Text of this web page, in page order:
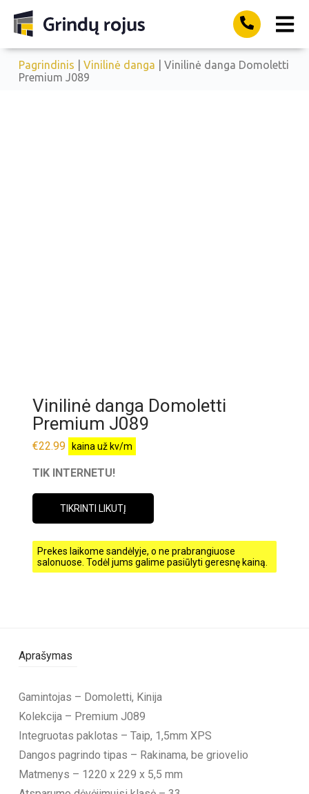
Pagrindinis Vinilinė danga | Vinilinė danga Domoletti
Premium J089
Vinilinė danga Domoletti
Premium J089
€22.99 kaina už kv/m
TIK INTERNETU!
TIKRINTI LIKUTĮ
Prekes laikome sandėlyje, o ne prabrangiuose
salonuose. Todėl jums galime pasiūlyti geresnę kainą.
Aprašymas
Gamintojas – Domoletti, Kinija
Kolekcija – Premium J089
Integruotas paklotas – Taip, 1,5mm XPS
Dangos pagrindo tipas – Rakinama, be griovelio
Matmenys – 1220 x 229 x 5,5 mm